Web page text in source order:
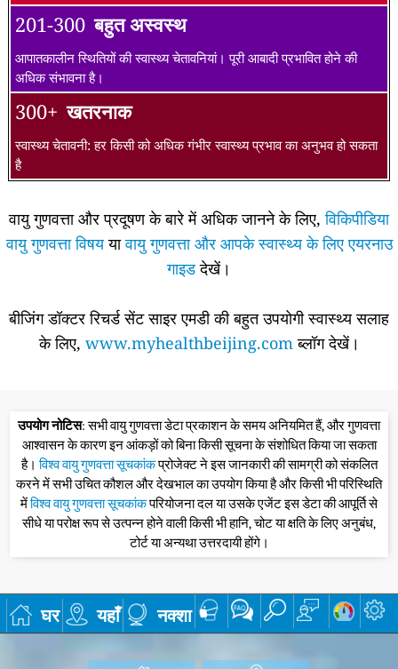
201-300 बहुत अस्वस्थ
आपातकालीन स्थितियों की स्वास्थ्य चेतावनियां। पूरी आबादी प्रभावित होने की
अधिक संभावना है।
300+ खतरनाक
स्वास्थ्य चेतावनी: हर किसी को अधिक गंभीर स्वास्थ्य प्रभाव का अनुभव हो सकता
है
वायु गुणवत्ता और प्रदूषण के बारे में अधिक जानने के लिए,विकिपीडिया
वायु गुणवत्ता विषययावायु गुणवत्ता और आपके स्वास्थ्य के लिए एयरनाउ
गाइडदेखें।
बीजिंग डॉक्टर रिचर्ड सेंट साइर एमडी की बहुत उपयोगी स्वास्थ्य सलाह
के लिए, www.myhealthbeijing.comब्लॉग देखें।
उपयोग नोटिस: सभी वायु गुणवत्ता डेटा प्रकाशन के समय अनियमित हैं, और गुणवत्ता
आश्वासन के कारण इन आंकड़ों को बिना किसी सूचना के संशोधित किया जा सकता
है।विश्व वायु गुणवत्ता सूचकांकप्रोजेक्ट ने इस जानकारी की सामग्री को संकलित
करने में सभी उचित कौशल और देखभाल का उपयोग किया है और किसी भी परिस्थिति
मेंविश्व वायु गुणवत्ता सूचकांकपरियोजना दल या उसके एजेंट इस डेटा की आपूर्ति से
सीधे या परोक्ष रूप से उत्पन्न होने वाली किसी भी हानि, चोट या क्षति के लिए अनुबंध,
टोर्ट या अन्यथा उत्तरदायी होंगे।
घर यहाँ नक्शा